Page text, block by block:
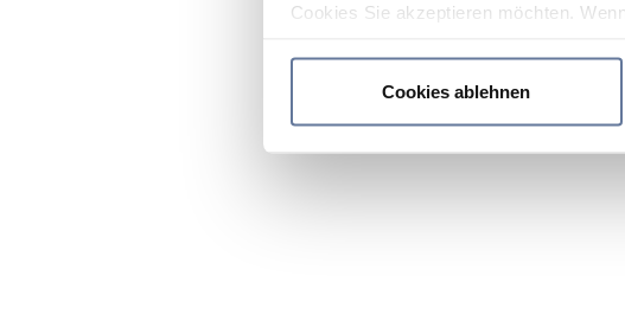
Cookies Sie akzeptieren möchten.
Cookies ablehnen